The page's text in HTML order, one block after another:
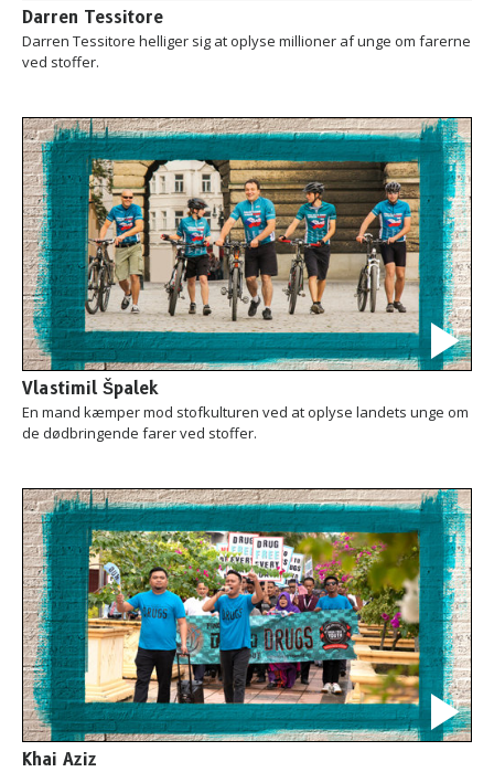
Darren Tessitore
Darren Tessitore helliger sig at oplyse millioner af unge om farerne
ved stoffer.
Vlastimil Špalek
En mand kæmper mod stofkulturen ved at oplyse landets unge om
de dødbringende farer ved stoffer.
Khai Aziz